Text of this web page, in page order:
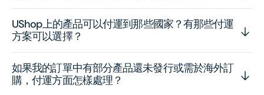
UShop上的產品可以付運到那些國家？有那些付運
方案可以選擇？
如果我的訂單中有部分產品還未發行或需於海外訂
購，付運方面怎樣處理？